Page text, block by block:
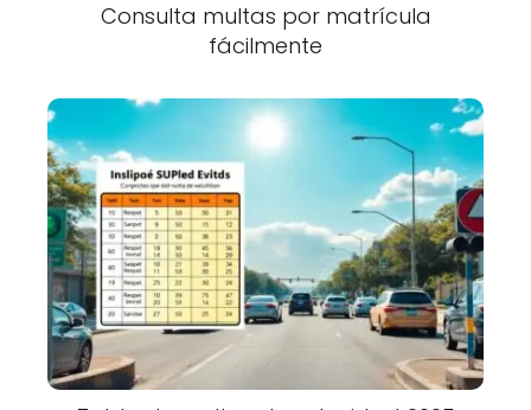
Consulta multas por matrícula
fácilmente